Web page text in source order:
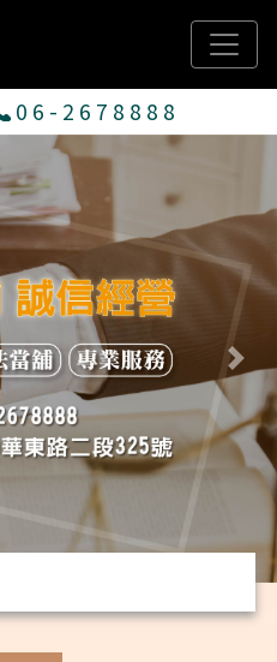
06-2678888
Next